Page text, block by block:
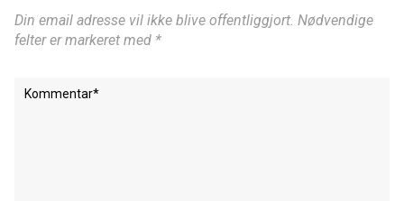
Din email adresse vil ikke blive offentliggjort. Nødvendige
felter er markeret med *